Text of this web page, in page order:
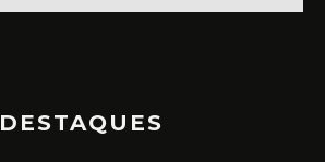
DESTAQUES